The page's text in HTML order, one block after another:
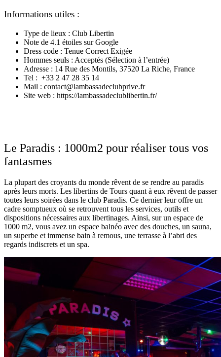
Informations utiles :
Type de lieux : Club Libertin
Note de 4.1 étoiles sur Google
Dress code : Tenue Correct Exigée
Hommes seuls : Acceptés (Sélection à l’entrée)
Adresse : 14 Rue des Montils, 37520 La Riche, France
Tel : +33 2 47 28 35 14
Mail : contact@lambassadeclubprive.fr
Site web : https://lambassadeclublibertin.fr/
Le Paradis : 1000m2 pour réaliser tous vos
fantasmes
La plupart des croyants du monde rêvent de se rendre au paradis
après leurs morts. Les libertins de Tours quant à eux rêvent de passer
toutes leurs soirées dans le club Paradis. Ce dernier leur offre un
cadre somptueux où se retrouvent tous les services, outils et
dispositions nécessaires aux libertinages. Ainsi, sur un espace de
1000 m2, vous avez un espace balnéo avec des douches, un sauna,
un superbe et immense bain à remous, une terrasse à l’abri des
regards indiscrets et un spa.